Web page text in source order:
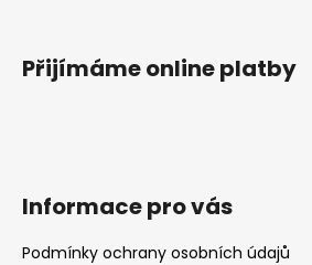
Přijímáme online platby
Informace pro vás
Podmínky ochrany osobních údajů